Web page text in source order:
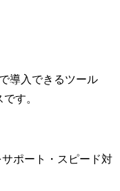
導入できるツール
す。
ポート・スピード対